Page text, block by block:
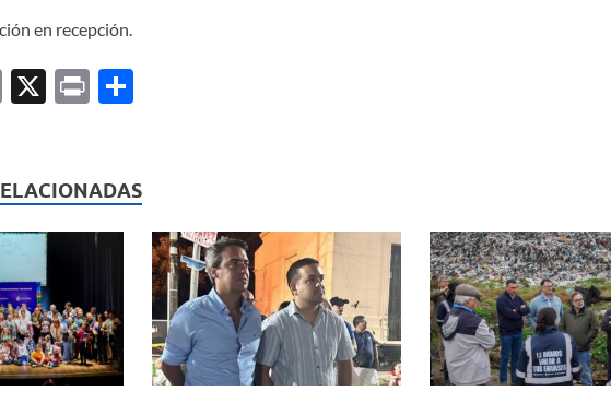
en recepción.
E X P C
p
ar
ti